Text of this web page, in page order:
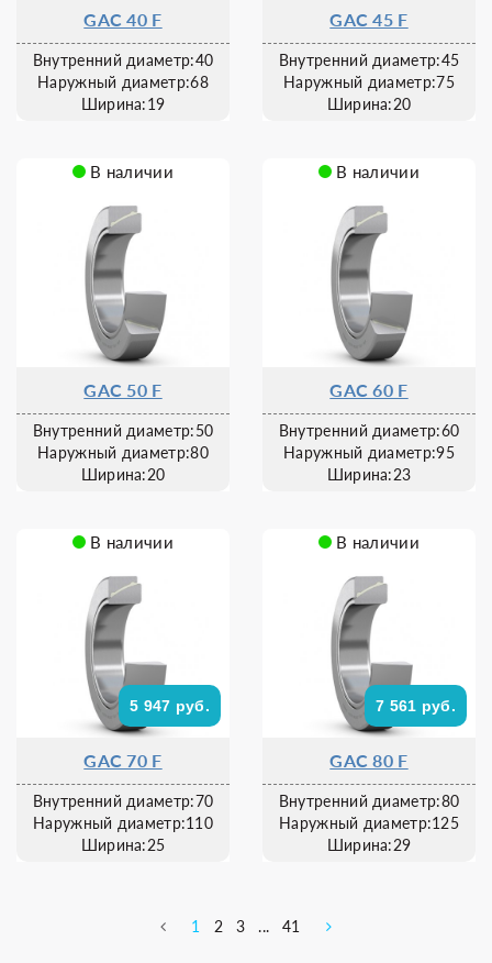
GAC 40 F
Внутренний диаметр:40
Наружный диаметр:68
Ширина:19
GAC 45 F
Внутренний диаметр:45
Наружный диаметр:75
Ширина:20
В наличии
GAC 50 F
Внутренний диаметр:50
Наружный диаметр:80
Ширина:20
В наличии
GAC 60 F
Внутренний диаметр:60
Наружный диаметр:95
Ширина:23
В наличии
5 947 руб.
GAC 70 F
Внутренний диаметр:70
Наружный диаметр:110
Ширина:25
В наличии
7 561 руб.
GAC 80 F
Внутренний диаметр:80
Наружный диаметр:125
Ширина:29
1 2 3 ... 41